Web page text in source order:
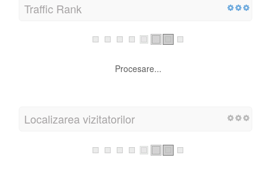
Traffic Rank
Procesare...
Localizarea vizitatorilor